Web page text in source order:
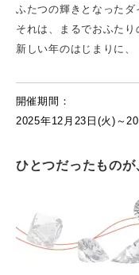
ふたつの輝きとなったダ
それは、まるでおふたり
新しい年のはじまりに、
開催期間：
2025年12月23日(火)～
ひとつだったものが